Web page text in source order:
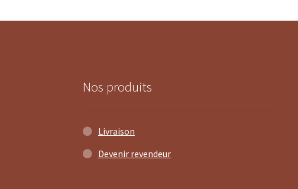
Nos produits
Livraison
Devenir revendeur